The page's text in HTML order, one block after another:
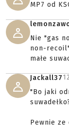
MP7 od
Nie "gas
non-
małe
Jackall37
"Bo jaki
Pewnie